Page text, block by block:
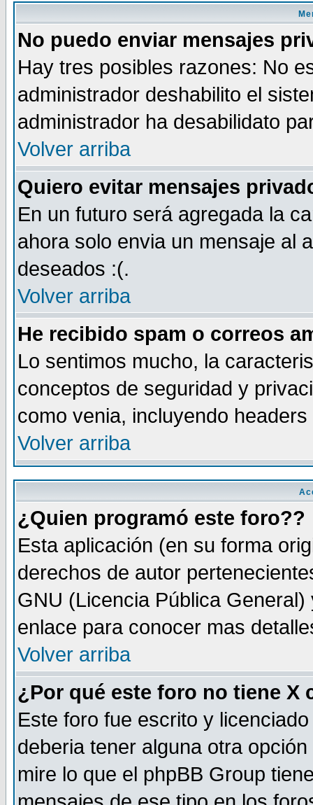
No puedo enviar mensajes
Hay tres posibles razones: No
administrador deshabilito el
administrador ha desabilidato
Volver arriba
Quiero evitar mensajes
En un futuro será agregada la
ahora solo envia un mensaje al
deseados :(.
Volver arriba
He recibido spam o correos
Lo sentimos mucho, la
conceptos de seguridad y
como venia, incluyendo
Volver arriba
¿Quien programó este foro??
Esta aplicación (en su forma
derechos de autor
GNU (Licencia Pública
enlace para conocer mas
Volver arriba
¿Por qué este foro no tiene X
Este foro fue escrito y
deberia tener alguna otra
mire lo que el phpBB Group